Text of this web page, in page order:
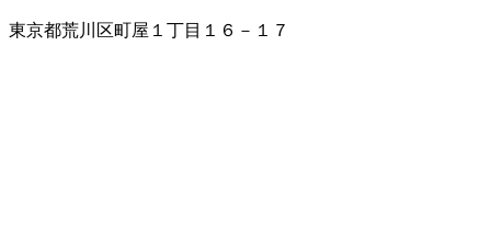
東京都荒川区町屋１丁目１６－１７